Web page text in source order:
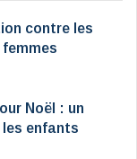
contre les
Noël : un
enfants